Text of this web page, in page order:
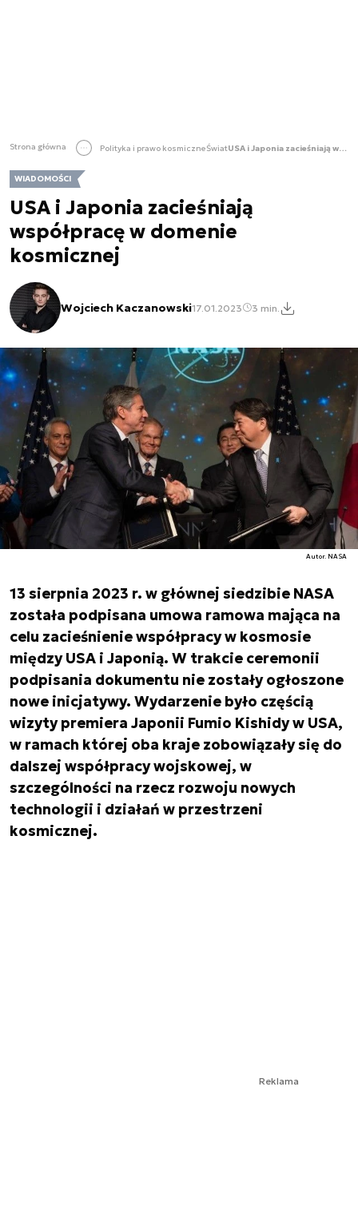
Strona główna Polityka i prawo kosmiczneŚwiat USA i Japonia zacieśniają współpracę w domenie kosmicznej
WIADOMOŚCI
USA i Japonia zacieśniają
współpracę w domenie
kosmicznej
Wojciech Kaczanowski17.01.2023 3 min.
Autor. NASA
13 sierpnia 2023 r. w głównej siedzibie NASA
została podpisana umowa ramowa mająca na
celu zacieśnienie współpracy w kosmosie
między USA i Japonią. W trakcie ceremonii
podpisania dokumentu nie zostały ogłoszone
nowe inicjatywy. Wydarzenie było częścią
wizyty premiera Japonii Fumio Kishidy w USA,
w ramach której oba kraje zobowiązały się do
dalszej współpracy wojskowej, w
szczególności na rzecz rozwoju nowych
technologii i działań w przestrzeni
kosmicznej.
Reklama